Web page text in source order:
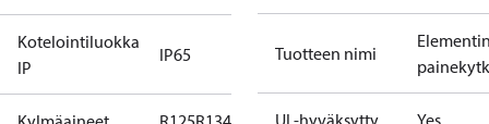
Kotelointiluokka
IP
IP65 Tuotteen nimi
UL-hyväksytty Yes